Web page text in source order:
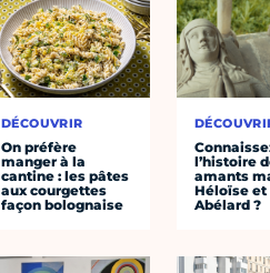
DÉCOUVRIR
On préfère
manger à la
cantine : les pâtes
aux courgettes
façon bolognaise
l’histoire
amants
Héloïse et
Abélard ?